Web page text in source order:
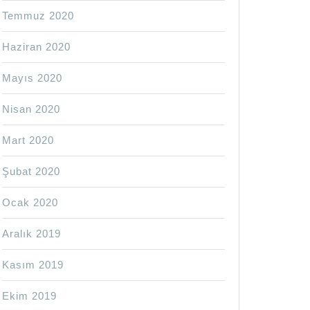
Temmuz 2020
Haziran 2020
Mayıs 2020
Nisan 2020
Mart 2020
Şubat 2020
Ocak 2020
Aralık 2019
Kasım 2019
Ekim 2019